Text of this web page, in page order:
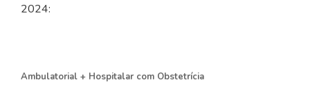
2024:
Ambulatorial + Hospitalar com Obstetrícia